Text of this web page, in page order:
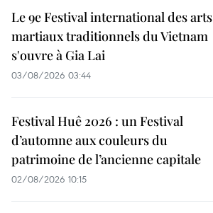
Le 9e Festival international des arts
martiaux traditionnels du Vietnam
s'ouvre à Gia Lai
03/08/2026 03:44
Festival Huê 2026 : un Festival
d’automne aux couleurs du
patrimoine de l’ancienne capitale
02/08/2026 10:15